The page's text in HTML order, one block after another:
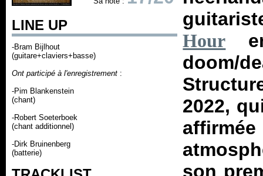
LINE UP
-Bram Bijlhout
(guitare+claviers+basse)
Ont participé à l'enregistrement :
-Pim Blankenstein
(chant)
-Robert Soeterboek
(chant additionnel)
-Dirk Bruinenberg
(batterie)
Hour
doom/
2022,
son